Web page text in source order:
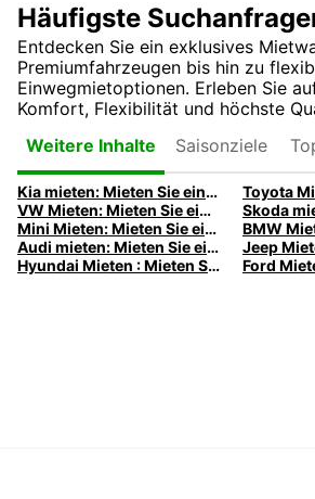
Häufigste
Entdecken Sie ein exklusives
Premiumfahrzeugen bis hin zu
Einwegmietoptionen. Erleben Sie
Komfort, Flexibilität und höchste
Weitere Inhalte
Saisonziele
Kia mieten: Mieten Sie einen Kia mit Europcar
VW Mieten: Mieten Sie einen Volkswagen mit Europcar
Mini Mieten: Mieten Sie einen Mini mit Europcar
Audi mieten: Mieten Sie einen Audi mit Europcar
Hyundai Mieten : Mieten Sie einen Hyundai bei Europcar